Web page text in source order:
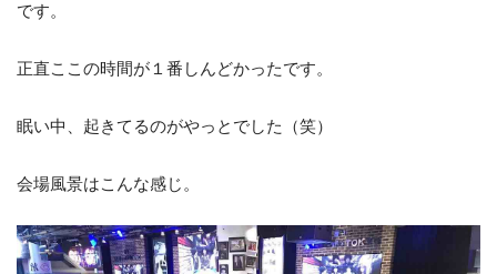
です。
正直ここの時間が１番しんどかったです。
眠い中、起きてるのがやっとでした（笑）
会場風景はこんな感じ。